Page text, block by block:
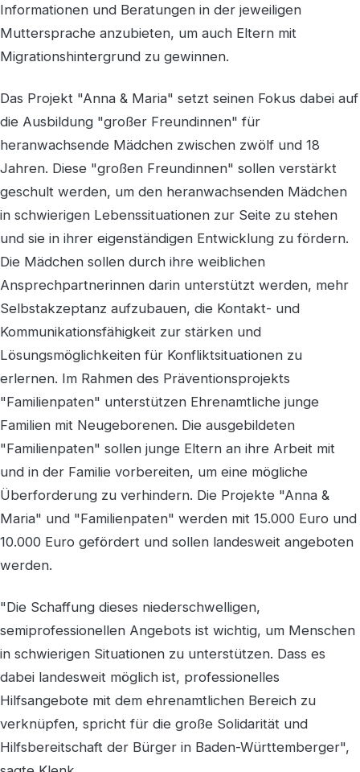
Informationen und Beratungen in der jeweiligen
Muttersprache anzubieten, um auch Eltern mit
Migrationshintergrund zu gewinnen.
Das Projekt "Anna & Maria" setzt seinen Fokus dabei auf
die Ausbildung "großer Freundinnen" für
heranwachsende Mädchen zwischen zwölf und 18
Jahren. Diese "großen Freundinnen" sollen verstärkt
geschult werden, um den heranwachsenden Mädchen
in schwierigen Lebenssituationen zur Seite zu stehen
und sie in ihrer eigenständigen Entwicklung zu fördern.
Die Mädchen sollen durch ihre weiblichen
Ansprechpartnerinnen darin unterstützt werden, mehr
Selbstakzeptanz aufzubauen, die Kontakt- und
Kommunikationsfähigkeit zur stärken und
Lösungsmöglichkeiten für Konfliktsituationen zu
erlernen. Im Rahmen des Präventionsprojekts
"Familienpaten" unterstützen Ehrenamtliche junge
Familien mit Neugeborenen. Die ausgebildeten
"Familienpaten" sollen junge Eltern an ihre Arbeit mit
und in der Familie vorbereiten, um eine mögliche
Überforderung zu verhindern. Die Projekte "Anna &
Maria" und "Familienpaten" werden mit 15.000 Euro und
10.000 Euro gefördert und sollen landesweit angeboten
werden.
"Die Schaffung dieses niederschwelligen,
semiprofessionellen Angebots ist wichtig, um Menschen
in schwierigen Situationen zu unterstützen. Dass es
dabei landesweit möglich ist, professionelles
Hilfsangebote mit dem ehrenamtlichen Bereich zu
verknüpfen, spricht für die große Solidarität und
Hilfsbereitschaft der Bürger in Baden-Württemberger",